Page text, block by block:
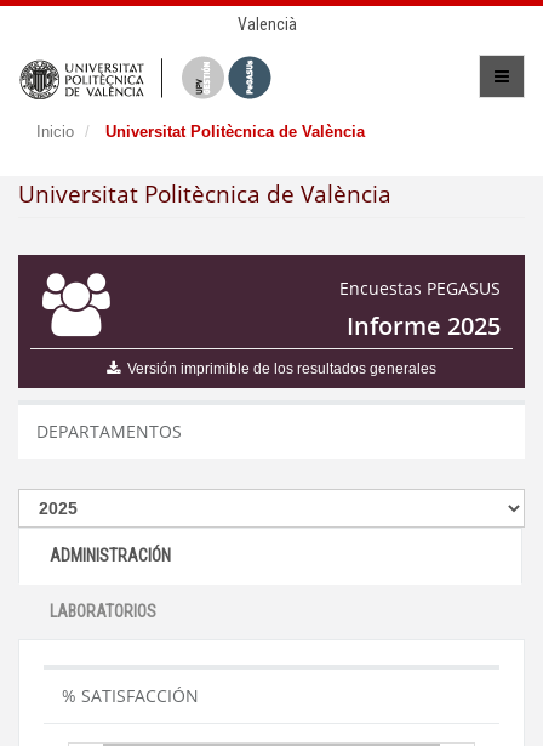
Valencià
Inicio Universitat Politècnica de València
Universitat Politècnica de València
Encuestas PEGASUS
Informe 2025
Versión imprimible de los resultados generales
DEPARTAMENTOS
ADMINISTRACIÓN
LABORATORIOS
% SATISFACCIÓN